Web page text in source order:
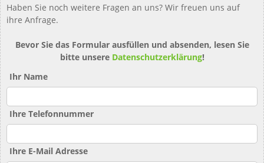
Haben Sie noch weitere Fragen an uns? Wir freuen uns auf
ihre Anfrage.
Bevor Sie das Formular ausfüllen und absenden, lesen Sie
bitte unsere Datenschutzerklärung!
Ihr Name
Ihre Telefonnummer
Ihre E-Mail Adresse